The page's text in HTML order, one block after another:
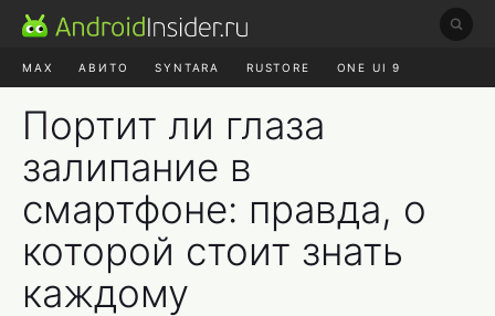
MAX АВИТО SYNTARA RUSTORE ONE UI 9
Портит ли глаза
залипание в
смартфоне: правда, о
которой стоит знать
каждому